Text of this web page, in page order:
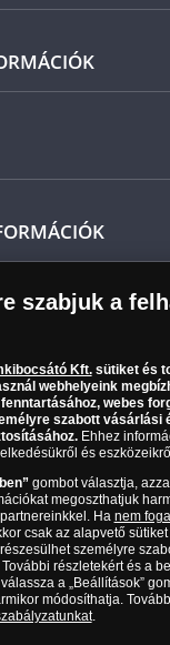
ára és értéke
889
hétfőtől
9.00 és 15.00
szabjuk a
Kft.sütiket és
webhelyeink
webes
szabott vásárlási
Ehhez
és
gombot választja,
megoszthatjuk
Ha nem
csak az alapvető
személyre
részletekért és a
a „Beállítások”
módosíthatja.
.